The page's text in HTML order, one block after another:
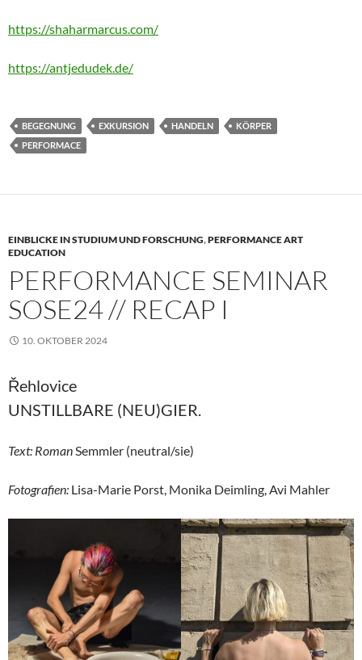
https://shaharmarcus.com/
https://antjedudek.de/
BEGEGNUNG EXKURSION HANDELN
KÖRPER
PERFORMACE
EINBLICKE IN STUDIUM UND FORSCHUNG,PERFORMANCE ART
EDUCATION
PERFORMANCE SEMINAR
SOSE24 // RECAP I
10. OKTOBER 2024
Řehlovice
UNSTILLBARE (NEU)GIER.
Text: RomanSemmler (neutral/sie)
Fotografien: Lisa-Marie Porst, Monika Deimling, Avi Mahler